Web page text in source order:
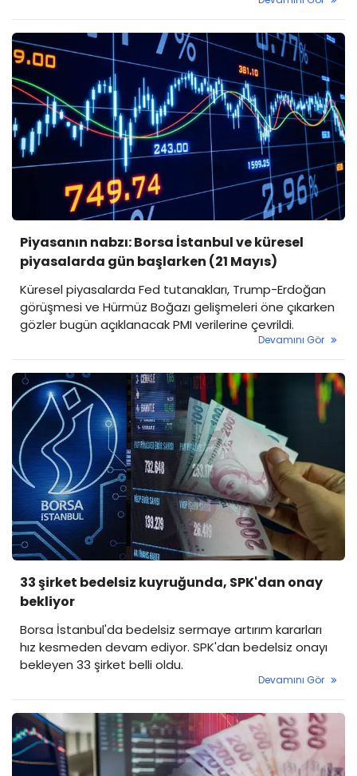
Piyasanın nabzı: Borsa İstanbul ve küresel
piyasalarda gün başlarken (21 Mayıs)
Küresel piyasalarda Fed tutanakları, Trump-Erdoğan
görüşmesi ve Hürmüz Boğazı gelişmeleri öne çıkarken
gözler bugün açıklanacak PMI verilerine çevrildi.
Devamını Gör
33 şirket bedelsiz kuyruğunda, SPK'dan onay
bekliyor
Borsa İstanbul'da bedelsiz sermaye artırım kararları
hız kesmeden devam ediyor. SPK'dan bedelsiz onayı
bekleyen 33 şirket belli oldu.
Devamını Gör